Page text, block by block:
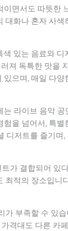
면서도 따뜻한
화나 혼자 사
있는 음료와
져 독특한 맛을
으며, 매일 다
라이브 음악
을 넘어서, 특
디저트를 즐기
가 결합되어 있
적의 장소입니
부족할 수 있
격대도 다른 카